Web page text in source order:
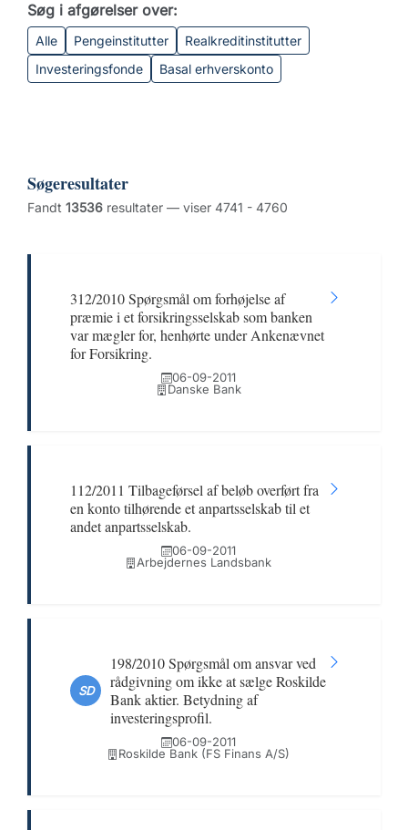
Søg i afgørelser over:
Alle Pengeinstitutter
Realkreditinstitutter
Investeringsfonde
Basal erhverskonto
Søgeresultater
Fandt 13536 resultater — viser 4741 - 4760
312/2010 Spørgsmål om forhøjelse af
præmie i et forsikringsselskab som banken
var mægler for, henhørte under Ankenævnet
for Forsikring.
06-09-2011
Danske Bank
112/2011 Tilbageførsel af beløb overført fra
en konto tilhørende et anpartsselskab til et
andet anpartsselskab.
06-09-2011
Arbejdernes Landsbank
SD
198/2010 Spørgsmål om ansvar ved
rådgivning om ikke at sælge Roskilde
Bank aktier. Betydning af
investeringsprofil.
06-09-2011
Roskilde Bank (FS Finans A/S)